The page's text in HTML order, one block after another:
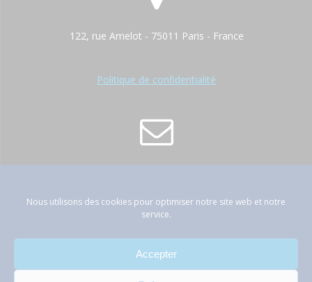
Nous utilisons des cookies pour optimiser notre site web et notre
service.
Accepter
122, rue Amelot - 75011 Paris - France
Politique de confidentialité
01 42 89 66 53